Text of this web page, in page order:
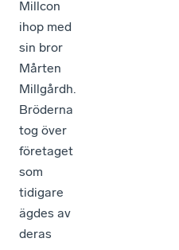
Millcon
ihop med
sin bror
Mårten
Millgårdh.
Bröderna
tog över
företaget
som
tidigare
ägdes av
deras